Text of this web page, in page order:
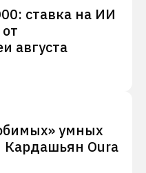
ставка на ИИ
августа
умных
Кардашьян Oura